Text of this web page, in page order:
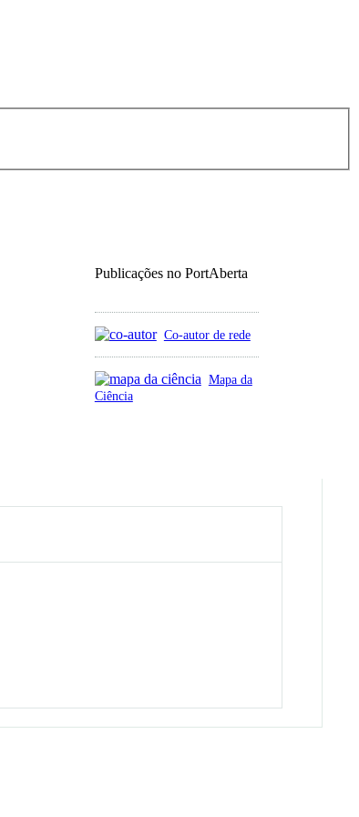
Publicações no PortAberta
Co-autor de rede
Mapa da
Ciência